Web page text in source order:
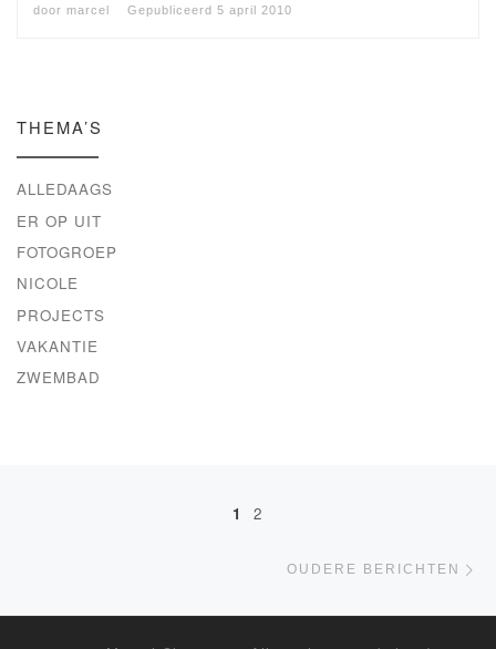
door marcel Gepubliceerd 5 april 2010
THEMA’S
ALLEDAAGS
ER OP UIT
FOTOGROEP
NICOLE
PROJECTS
VAKANTIE
ZWEMBAD
Berichten navigatie
1 2
OUDERE BERICHTEN